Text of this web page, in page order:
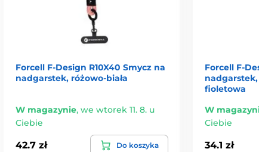
Forcell F-Design R10X40 Smycz na
nadgarstek, różowo-biała
W magazynie, we wtorek 11. 8. u
Ciebie
42.7 zł Do koszyka
Forcell F-
fioletowa
W
Ciebie
34.1 zł